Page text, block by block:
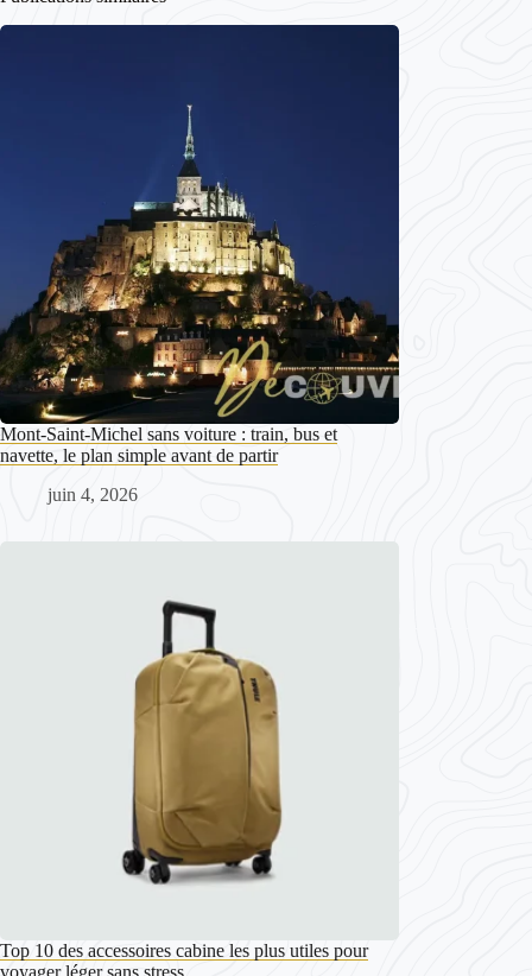
Mont-Saint-Michel sans voiture : train, bus et
navette, le plan simple avant de partir
juin 4, 2026
Top 10 des accessoires cabine les plus utiles pour
voyager léger sans stress